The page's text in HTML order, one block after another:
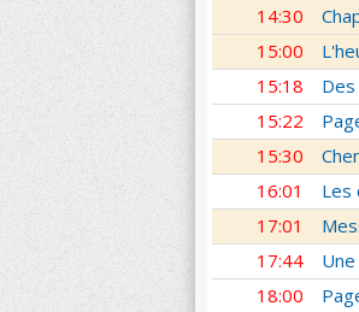
14:30
15:00
15:18
15:22
15:30
16:01 Les
17:01
17:44
18:00